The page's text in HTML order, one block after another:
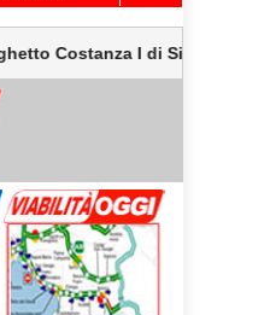
I di Sicilia, Schifani